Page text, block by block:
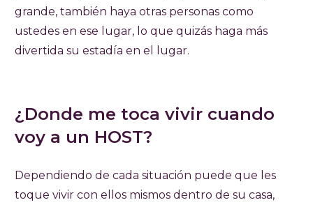
grande, también haya otras personas como
ustedes en ese lugar, lo que quizás haga más
divertida su estadía en el lugar.
¿Donde me toca vivir cuando
voy a un HOST?
Dependiendo de cada situación puede que les
toque vivir con ellos mismos dentro de su casa,